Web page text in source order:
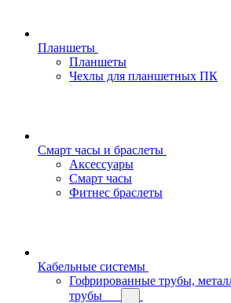
Планшеты
Планшеты
Чехлы для планшетных ПК
Смарт часы и браслеты
Аксессуары
Смарт часы
Фитнес браслеты
Кабельные системы
Гофрированные трубы,
трубы